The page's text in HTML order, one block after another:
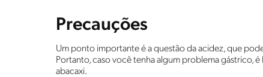
Precauções
Um ponto importante é a questão da acidez, que
Portanto, caso você tenha algum problema gástrico,
abacaxi.